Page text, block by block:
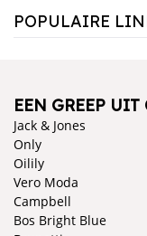
POPULAIRE
EEN GREEP
Jack & Jones
Only
Oilily
Vero Moda
Campbell
Bos Bright Blue